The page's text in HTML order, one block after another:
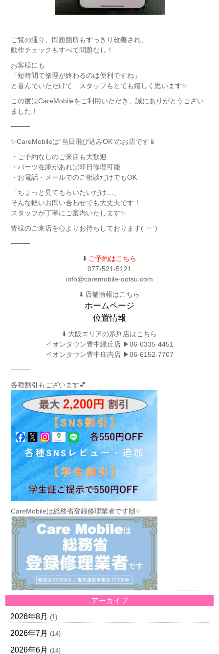
ご覧の通り、問題箇所もすっきり改善され、
動作チェックもすべて問題なし！
お客様にも
「短時間で修理が終わるのは便利ですね」
と喜んでいただけて、スタッフもとても嬉しく思います✨
この度はCareMobileをご利用いただき、誠にありがとうござい
ました！
⸻
✨CareMobileは“当日飛び込みOK”のお店です📱
・ご予約なしのご来店も大歓迎
・パーツ在庫があれば即日修理可能
・お電話・メールでのご相談だけでもOK
「ちょっと見てもらいたいだけ…」
そんな軽いお問い合わせでも大丈夫です！
スタッフが丁寧にご案内いたします✨
皆様のご来店を心よりお待ちしております(´︶`)
⸻
⬇️ ご予約はこちら
077-521-5121
info@caremobile-ootsu.com
⬇️ 店舗情報はこちら
ホームページ
位置情報
⬇️ 大阪エリアの系列店はこちら
イオンタウン豊中緑丘店 ▶︎06-6335-4451
イオンタウン豊中庄内店 ▶︎06-6152-7707
⸻
各種割引もございます💕
CareMobileは総務省登録修理業者です🙌✨
アーカイブ
2026年8月 (1)
2026年7月 (14)
2026年6月 (14)